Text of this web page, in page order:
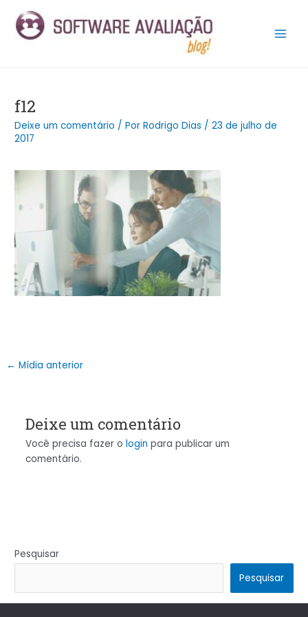
para
f12
Deixe um comentário / PorRodrigo Dias /23 de julho de
2017
navigation
← Mídia anterior
Deixe um comentário
Você precisa fazer o login para publicar um
comentário.
Pesquisar
Pesquisar